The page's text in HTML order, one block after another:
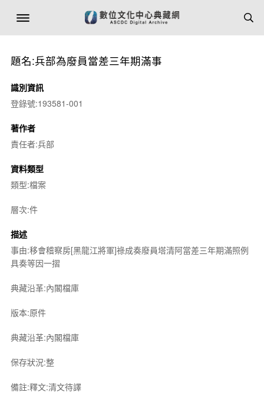
題名:兵部為廢員當差三年期滿事
識別資訊
登錄號:193581-001
著作者
責任者:兵部
資料類型
類型:檔案
層次:件
描述
事由:移會稽察房[黑龍江將軍]祿成奏廢員塔清阿當差三年期滿照例
具奏等因一摺
典藏沿革:內閣檔庫
版本:原件
典藏沿革:內閣檔庫
保存狀況:整
備註:釋文:清文待譯